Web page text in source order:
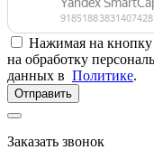
Нажимая на кнопку
на обработку
данных в Политике.
Отправить
Заказать звонок